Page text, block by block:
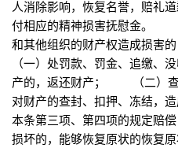
人消除影响，恢复名誉，赔礼
付相应的精神损害抚慰金。
和其他组织的财产权造成损
（一）处罚款、罚金、追缴、
产的，返还财产； （二）查
对财产的查封、扣押、冻结，
本条第三项、第四项的规定
损坏的，能够恢复原状的恢复